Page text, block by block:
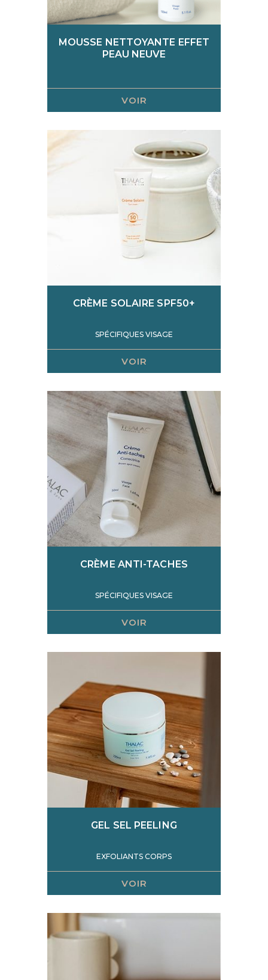
MOUSSE NETTOYANTE EFFET
PEAU NEUVE
VOIR
CRÈME SOLAIRE SPF50+
SPÉCIFIQUES VISAGE
VOIR
CRÈME ANTI-TACHES
SPÉCIFIQUES VISAGE
VOIR
GEL SEL PEELING
EXFOLIANTS CORPS
VOIR